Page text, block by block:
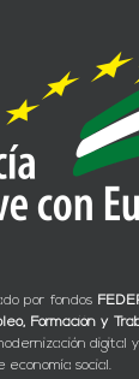
por fondos
Formación y
digital
social.